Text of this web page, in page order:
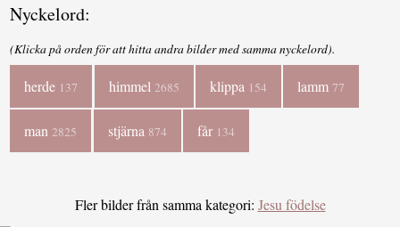
Nyckelord:
(Klicka på orden för att hitta andra bilder med samma nyckelord).
herde 137 himmel 2685 klippa 154 lamm77
man 2825 stjärna 874 får 134
Fler bilder från samma kategori: Jesu födelse